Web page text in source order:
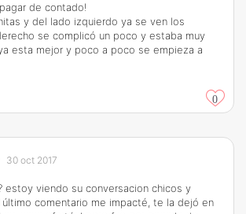
de contado!
y del lado izquierdo ya se ven los
se complicó un poco y estaba muy
esta mejor y poco a poco se empieza a
0
30 oct 2017
estoy viendo su conversacion chicos y
comentario me impacté, te la dejó en